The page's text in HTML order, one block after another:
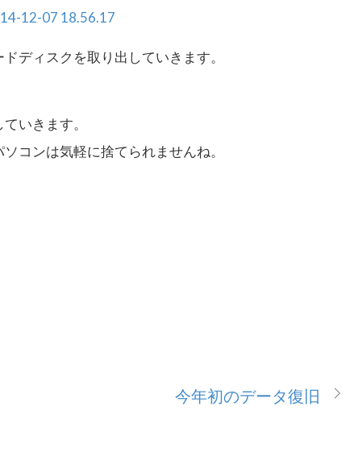
ディスクを取り出していきます。
いきます。
コンは気軽に捨てられませんね。
今年初のデータ復旧